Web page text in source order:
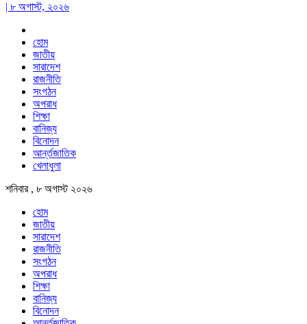
| ৮ অগাস্ট, ২০২৬
হোম
জাতীয়
সারাদেশ
রাজনীতি
সংগঠন
অপরাধ
শিক্ষা
বানিজ্য
বিনোদন
আর্ন্তজাতিক
খেলাধুলা
শনিবার , ৮ অগাস্ট ২০২৬
হোম
জাতীয়
সারাদেশ
রাজনীতি
সংগঠন
অপরাধ
শিক্ষা
বানিজ্য
বিনোদন